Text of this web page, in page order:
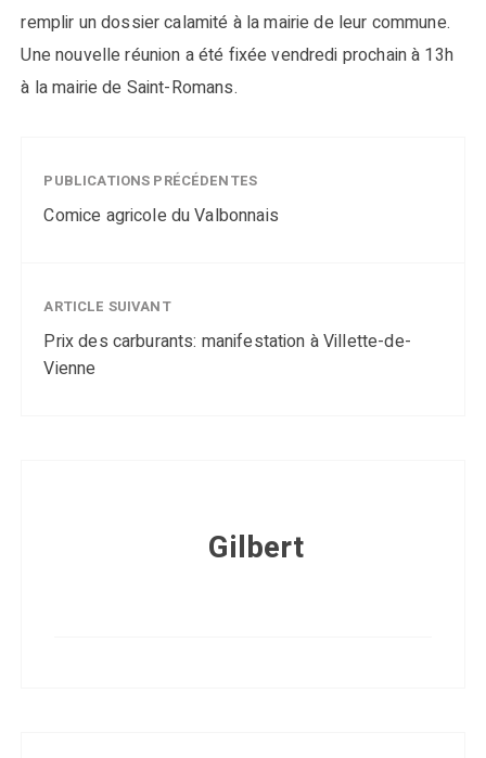
remplir un dossier calamité à la mairie de leur commune.
Une nouvelle réunion a été fixée vendredi prochain à 13h
à la mairie de Saint-Romans.
PUBLICATIONS PRÉCÉDENTES
Comice agricole du Valbonnais
ARTICLE SUIVANT
Prix des carburants: manifestation à Villette-de-
Vienne
Gilbert